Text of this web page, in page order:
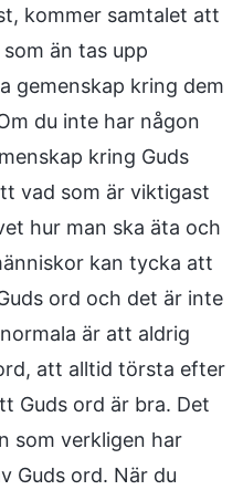
kommer samtalet att
än tas upp
gemenskap kring dem
du inte har någon
kring Guds
vad som är viktigast
hur man ska äta och
kan tycka att
ord och det är inte
är att aldrig
att alltid törsta efter
Guds ord är bra. Det
som verkligen har
Guds ord. När du